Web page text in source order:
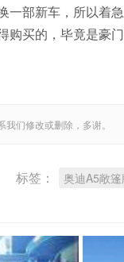
一部新车，所以着
购买的，毕竟是豪
们修改或删除，多谢。
标签： 奥迪A5敞